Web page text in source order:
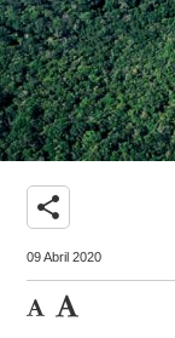
share
09 Abril 2020